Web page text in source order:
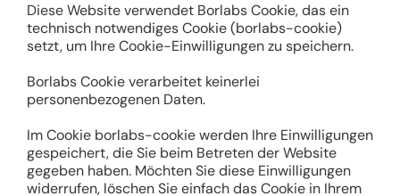
Diese Website verwendet Borlabs Cookie, das ein
technisch notwendiges Cookie (borlabs-cookie)
setzt, um Ihre Cookie-Einwilligungen zu speichern.
Borlabs Cookie verarbeitet keinerlei
personenbezogenen Daten.
Im Cookie borlabs-cookie werden Ihre Einwilligungen
gespeichert, die Sie beim Betreten der Website
gegeben haben. Möchten Sie diese Einwilligungen
widerrufen, löschen Sie einfach das Cookie in Ihrem